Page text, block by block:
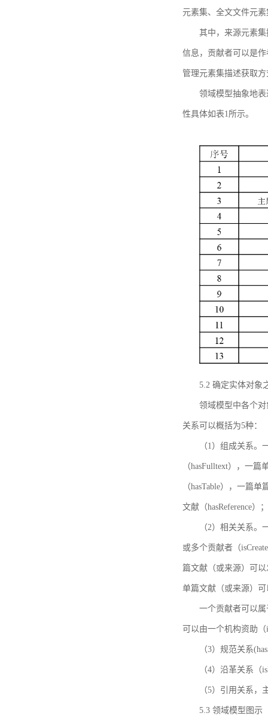
元素集、全文文件元
其中，来源元素
信息，贡献者可以是
管理元素集描述获取
领域模型抽象地
性具体如表1所示。
5.2 确定实体对象
领域模型中各个
关系可以概括为5种：
（1）组成关系
（hasFulltext），一
（hasTable），一篇
文献（hasReference）；
（2）相关关系
或多个贡献者（
篇文献（或来源）可
单篇文献（或来源）可
一个贡献者可以
可以由一个机构资助（
（3）规范关系
（4）沿革关系
（5）引用关系，
5.3 领域模型图示